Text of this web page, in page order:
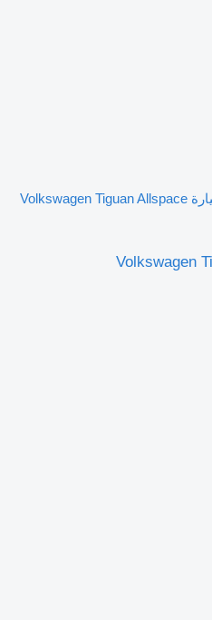
سيارة Volkswagen Tiguan Allspace
Volkswagen